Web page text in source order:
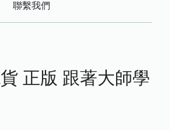
聯繫我們
正版 跟著大師學